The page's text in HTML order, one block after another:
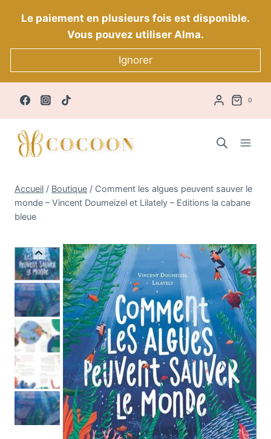
Le paiement en plusieurs fois est disponible.
Vous pouvez utiliser Alma.
Ignorer
0
Accueil / Boutique / Comment les algues peuvent sauver le
monde – Vincent Doumeizel et Lilately – Editions la cabane
bleue